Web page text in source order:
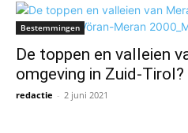
Bestemmingen
De toppen en valleien
omgeving in Zuid-
redactie - 2 juni 2021